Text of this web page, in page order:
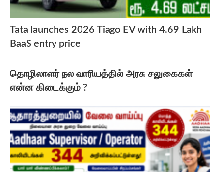
Tata launches 2026 Tiago EV with 4.69 Lakh
BaaS entry price
தொழிலாளர் நல வாரியத்தில் அரசு சலுகைகள்
என்ன கிடைக்கும் ?